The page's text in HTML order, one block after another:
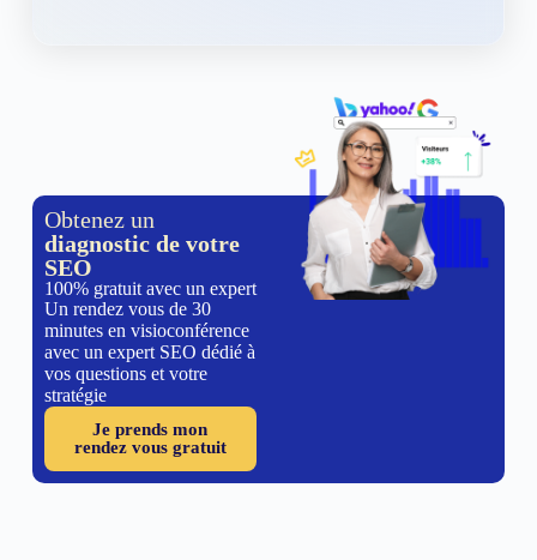
Obtenez un
diagnostic de votre
SEO
100% gratuit avec un expert
Un rendez vous de 30
minutes en visioconférence
avec un expert SEO dédié à
vos questions et votre
stratégie
Je prends mon
rendez vous gratuit